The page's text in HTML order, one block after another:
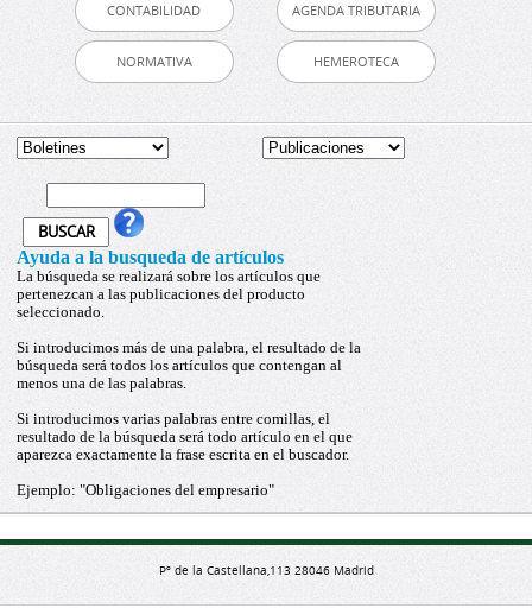
CONTABILIDAD AGENDA TRIBUTARIA
NORMATIVA HEMEROTECA
Ayuda a la busqueda de artículos
La búsqueda se realizará sobre los artículos que
pertenezcan a las publicaciones del producto
seleccionado.
Si introducimos más de una palabra, el resultado de la
búsqueda será todos los artículos que contengan al
menos una de las palabras.
Si introducimos varias palabras entre comillas, el
resultado de la búsqueda será todo artículo en el que
aparezca exactamente la frase escrita en el buscador.
Ejemplo: "Obligaciones del empresario"
Pº de la Castellana,113 28046 Madrid